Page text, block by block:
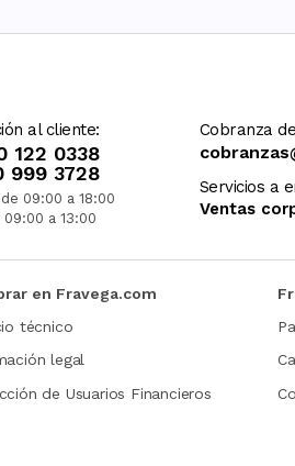
al cliente:
122 0338
999 3728
de 09:00 a 18:00
09:00 a 13:00
Cobranza
Servicios a
Ventas
en Fravega.com
técnico
legal
de Usuarios Financieros